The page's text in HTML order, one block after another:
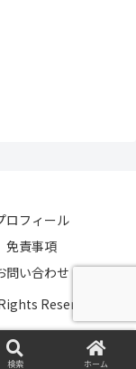
ロフィール
免責事項
問い合わせ
Reserved.
検索 ホーム